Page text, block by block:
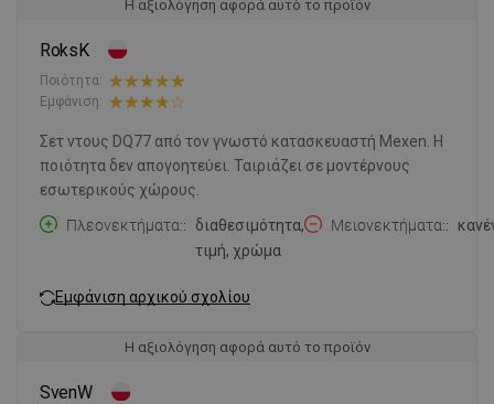
Η αξιολόγηση αφορά αυτό το προϊόν
RoksK
Ποιότητα:
Εμφάνιση:
Σετ ντους DQ77 από τον γνωστό κατασκευαστή Mexen. Η
ποιότητα δεν απογοητεύει. Ταιριάζει σε μοντέρνους
εσωτερικούς χώρους.
Πλεονεκτήματα:
διαθεσιμότητα,
τιμή, χρώμα
Μειονεκτήματα:
Εμφάνιση αρχικού σχολίου
Η αξιολόγηση αφορά αυτό το προϊόν
SvenW